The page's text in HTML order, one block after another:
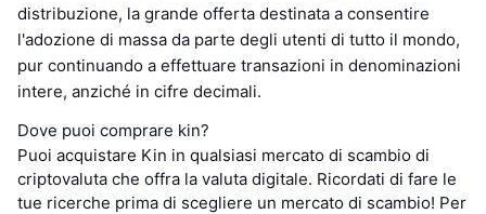
distribuzione, la grande offerta destinata a consentire
l'adozione di massa da parte degli utenti di tutto il mondo,
pur continuando a effettuare transazioni in denominazioni
intere, anziché in cifre decimali.
Dove puoi comprare kin?
Puoi acquistare Kin in qualsiasi mercato di scambio di
criptovaluta che offra la valuta digitale. Ricordati di fare le
tue ricerche prima di scegliere un mercato di scambio! Per